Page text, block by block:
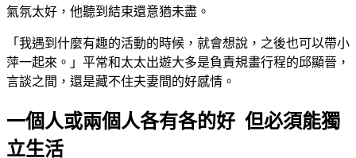
氣氛太好，他聽到結束還意猶未盡。
「我遇到什麼有趣的活動的時候，就會想說，之後也可以帶小
萍一起來。」平常和太太出遊大多是負責規畫行程的邱顯晉，
言談之間，還是藏不住夫妻間的好感情。
一個人或兩個人各有各的好 但必須能獨
立生活